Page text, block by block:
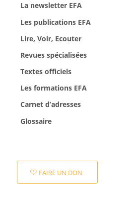
La newsletter EFA
Les publications EFA
Lire, Voir, Ecouter
Revues spécialisées
Textes officiels
Les formations EFA
Carnet d’adresses
Glossaire
FAIRE UN DON